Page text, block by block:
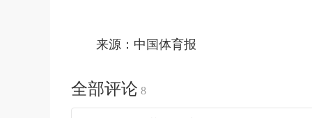
来源：中国体育报
全部评论 8